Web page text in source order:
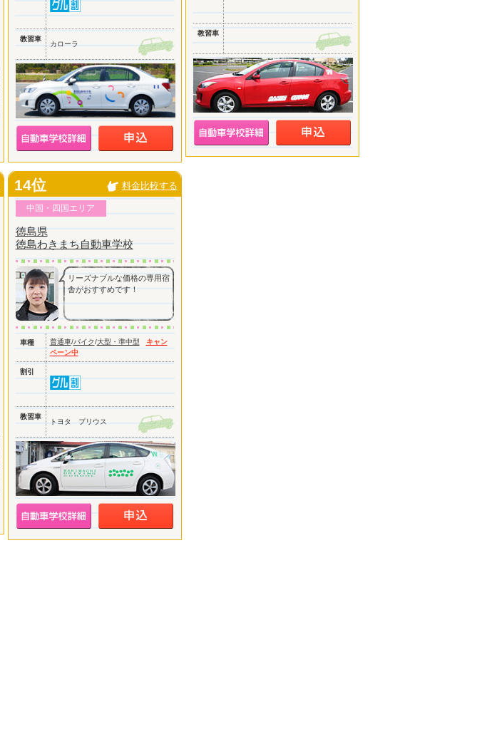
教習車
カローラ
教習車
14位 料金比較する
中国・四国エリア
徳島県
徳島わきまち自動車学校
リーズナブルな価格の専用宿
舎がおすすめです！
車種 普通車/バイク/大型・準中型
キャン
ペーン中
割引
教習車
トヨタ プリウス